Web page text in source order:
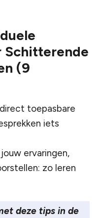
Schitterende
(9
toepasbare
iets
ervaringen,
zo leren
deze tips in de